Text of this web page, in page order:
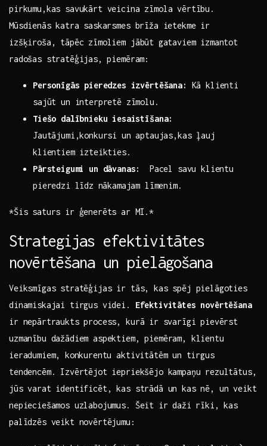
pirkumu,kas savukārt veicina zīmola vērtību.
Mūsdienās katra ⁣saskarsmes brīža ietekme ir‍
izšķiroša, tāpēc zīmoliem jābūt⁤ gataviem izmantot ​
radošas stratēģijas,⁤ piemēram:
Personīgās pieredzes izvērtēšana:
Kā klienti
sajūt un interpretē zīmolu.
Tiešo dalībnieku iesaistīšana:
Jautājumi,konkursi⁢ un aptaujas,kas ļauj​
klientiem izteikties.
Pārsteigumi un dāvanas:
⁣ Pacel savu ‍klientu
pieredzi līdz ⁢nākamajam⁣ līmenim.
*Šis saturs ir ģenerēts ‌ar MI.*
Strategijas ‍efektivitātes
novērtēšana un pielāgošana
Veiksmīgas stratēģijas ir tās, kas spēj pielāgoties
dinamiskajai tirgus videi. Efektivitātes novērtēšana
ir nepārtraukts ‍process, kurā ⁢ir svarīgi pievērst
uzmanību dažādiem aspektiem, piemēram, klientu
ieradumiem, ⁢konkurentu aktivitātēm un ⁣tirgus
tendencēm. Izvērtējot iepriekšējo kampaņu‍ rezultātus,
jūs ​varat identificēt, kas strādā un‍ kas nē,‍ un ​veikt​
nepieciešamos‍ uzlabojumus. Šeit ir⁤ daži rīki, kas
palīdzēs veikt novērtējumu: